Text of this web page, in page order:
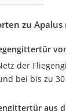
zu Apalus
der
bei bis zu
aus